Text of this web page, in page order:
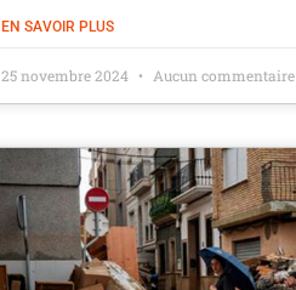
EN SAVOIR PLUS
25 novembre 2024 Aucun commentaire